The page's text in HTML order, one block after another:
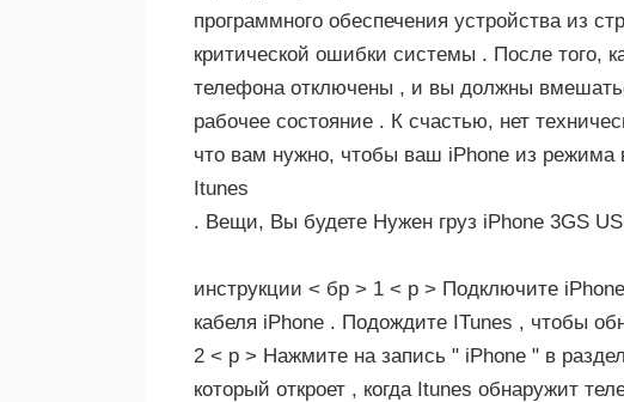
программного обеспечения устройства из
критической ошибки системы . После того,
телефона отключены , и вы должны
рабочее состояние . К счастью, нет
что вам нужно, чтобы ваш iPhone из режима
Itunes
. Вещи, Вы будете Нужен груз iPhone 3GS
инструкции < бр > 1 < р > Подключите
кабеля iPhone . Подождите ITunes , чтобы
2 < р > Нажмите на запись " iPhone " в
который откроет , когда Itunes обнаружит